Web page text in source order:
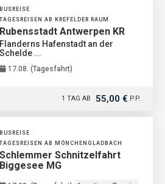
BUSREISE
TAGESREISEN AB KREFELDER RAUM
Rubensstadt Antwerpen KR
Flanderns Hafenstadt an der
Schelde ...
17.08. (Tagesfahrt)
1 TAG AB 55,00 € P.P.
BUSREISE
TAGESREISEN AB MÖNCHENGLADBACH
Schlemmer Schnitzelfahrt
Biggesee MG